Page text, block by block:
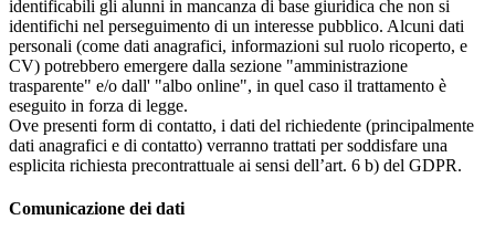
identificabili gli alunni in mancanza di base giuridica che non si
identifichi nel perseguimento di un interesse pubblico. Alcuni dati
personali (come dati anagrafici, informazioni sul ruolo ricoperto, e
CV) potrebbero emergere dalla sezione "amministrazione
trasparente" e/o dall' "albo online", in quel caso il trattamento è
eseguito in forza di legge.
Ove presenti form di contatto, i dati del richiedente (principalmente
dati anagrafici e di contatto) verranno trattati per soddisfare una
esplicita richiesta precontrattuale ai sensi dell’art. 6 b) del GDPR.
Comunicazione dei dati